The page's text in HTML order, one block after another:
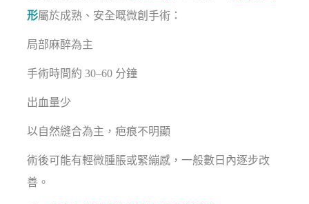
形屬於成熟、安全嘅微創手術：
局部麻醉為主
手術時間約 30–60 分鐘
出血量少
以自然縫合為主，疤痕不明顯
術後可能有輕微腫脹或緊繃感，一般數日內逐步改
善。